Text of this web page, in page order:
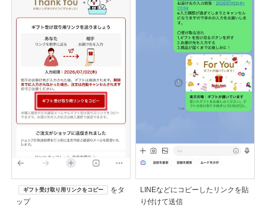
ギフト受け取り用リンクをコピー
をタ
ップ
LINEなどにコピーしたリンクを貼
り付けて送信